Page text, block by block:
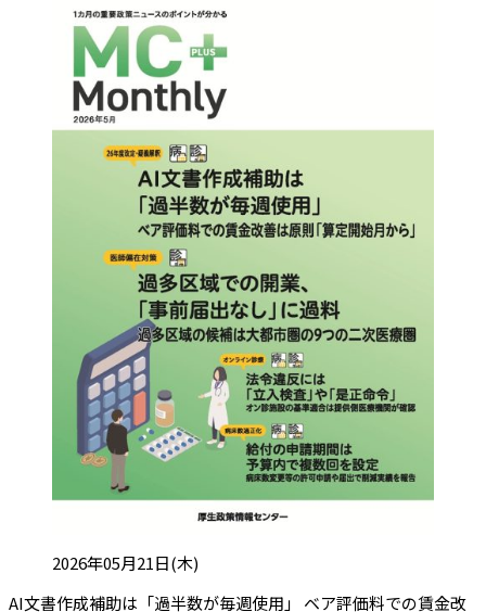
投稿日:2026年05月21日(木)
AI文書作成補助は「過半数が毎週使用」 ベア評価料での賃金改